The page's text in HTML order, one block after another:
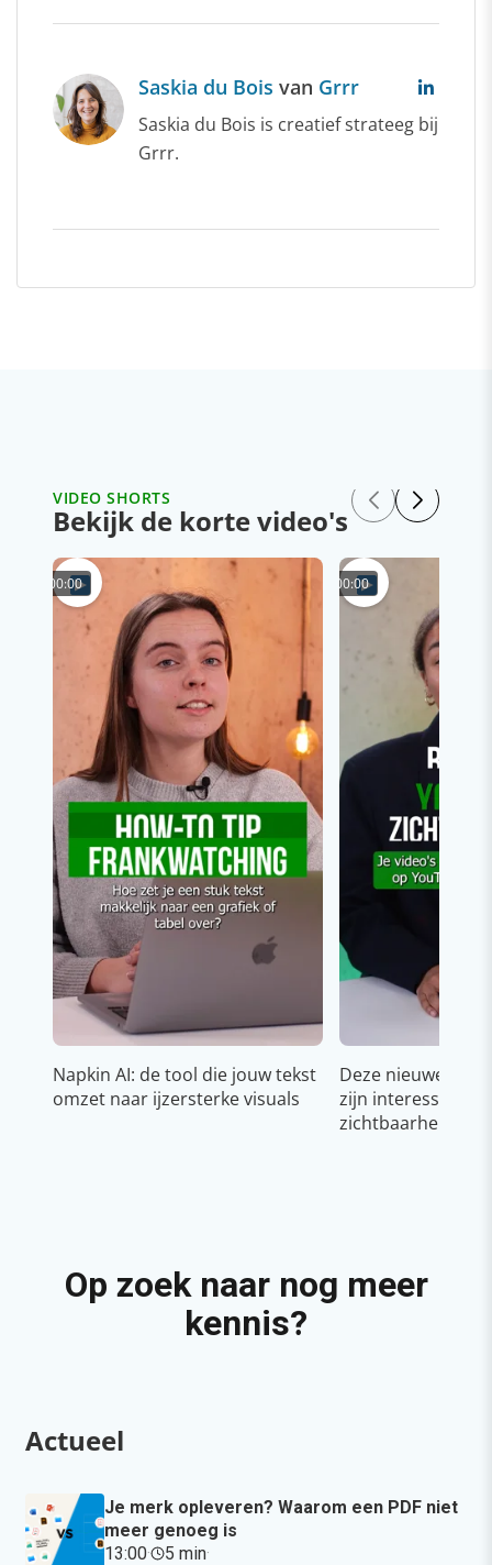
Saskia du Bois van Grrr
Saskia du Bois is creatief strateeg bij
Grrr.
VIDEO SHORTS
Bekijk de korte video's
00:00
Napkin AI: de tool die jouw tekst
omzet naar ijzersterke visuals
00:00
Deze nieuwe
zijn interessant
zichtbaarheid &
Op zoek naar nog meer
kennis?
Actueel
Je merk opleveren? Waarom een PDF niet
meer genoeg is
13:00· 5 min·